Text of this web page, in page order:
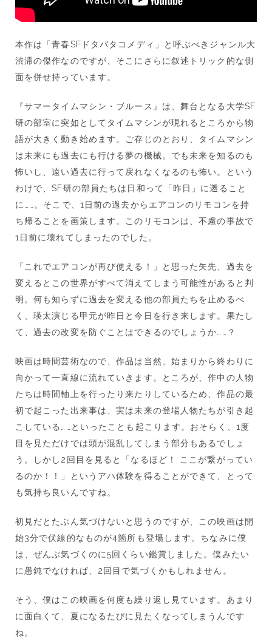
本作は「青春SFドタバタコメディ」と呼ぶべきジャンル大
渋滞の傑作なのですが、そこにさらに叙述トリック的な側
面を併せ持っています。
『サマータイムマシン・ブルース』は、舞台となる大学SF
研の部室に突如としてタイムマシンが現れるところから物
語が大きく動き始めます。ご存じのとおり、タイムマシン
は未来にも過去にも行ける夢の機械。でも未来を知るのも
怖いし、遠い過去に行って戻れなくなるのも怖い。という
わけで、SF研の部員たちは日和って「昨日」に遡ること
に……。そこで、1日前の過去からエアコンのリモコンを持
ち帰ることを画策します。このリモコンは、不慮の事故で
1日前に壊れてしまったのでした。
「これでエアコンが再び使える！」と思った矢先、過去を
変えるとこの世界がすべて消えてしまう可能性があると判
明。何も知らずに過去を変える他の部員たちを止めるべ
く、瑛太演じる甲元が昨日と今日を行き来します。果たし
て、過去の改変を防ぐことはできるのでしょうか……？
映画は時間芸術なので、作品は当然、始まりから終わりに
向かって一直線に流れていきます。ところが、作中の人物
たちは時間軸上を行ったり来たりしているため、作品の最
初で起こった出来事は、実は未来の登場人物たちが引き起
こしている……といったことも起こります。おそらく、1度
目を見ただけでは頭が混乱してしまう部分もあるでしょ
う。しかし2回目を見ると「なるほど！ ここが繋がってい
るのか！！」というアハ体験を得ることができて、とって
も気持ち良いんですね。
初見だとたぶん気づけないと思うのですが、この映画は開
始3分で伏線的なものが4箇所も登場します。ちなみに僕
は、ぜんぶ気づくのに5回くらい鑑賞しました。僕みたい
に愚鈍でなければ、2回目で気づくかもしれません。
そう、僕はこの映画を何度も繰り返し見ています。あまり
に面白くて、夏になるたびに見たくなってしまうんです
ね。